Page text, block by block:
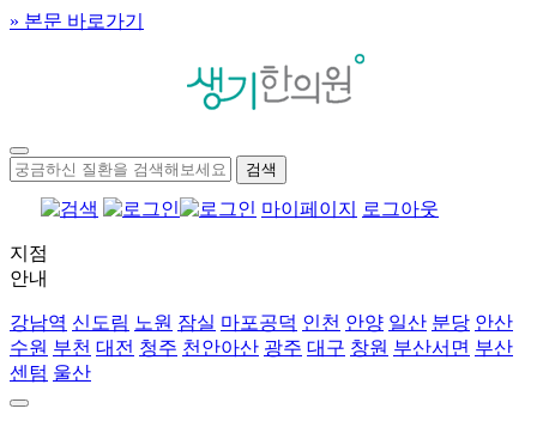
» 본문 바로가기
마이페이지 로그아웃
지점
안내
강남역 신도림 노원 잠실 마포공덕 인천 안양 일산 분당 안산
수원 부천 대전 청주 천안아산 광주 대구 창원 부산서면 부산
센텀 울산